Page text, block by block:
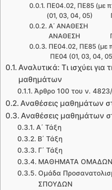
ΠΕ04.02, ΠΕ85 (με
(01, 03, 04, 05)
Α΄
ΑΝΑΘΕΣΗ Γ΄
ΠΕ04.02, ΠΕ85 (με
ΠΕ04 (01, 03,
Αναλυτικά: Τι ισχύει
μαθημάτων
Άρθρο 100 του ν.
Αναθέσεις μαθημάτων
Αναθέσεις μαθημάτων
Α΄ Τάξη
Β΄ Τάξη
Γ΄ Τάξη
ΜΑΘΗΜΑΤΑ
Ομάδα
ΣΠΟΥΔΩΝ